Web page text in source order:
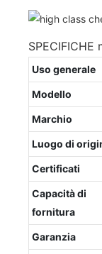
Uso generale
Modello
Marchio
Luogo di
Certificati
Capacità di
fornitura
Garanzia